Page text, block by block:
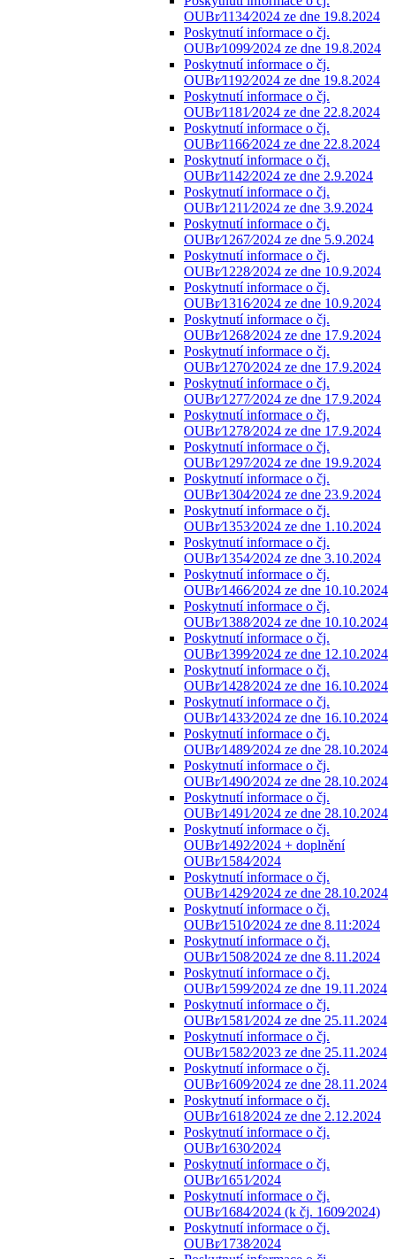
OUBr⁄1134⁄2024 ze dne 19.8.2024
Poskytnutí informace o čj.
OUBr⁄1099⁄2024 ze dne 19.8.2024
Poskytnutí informace o čj.
OUBr⁄1192⁄2024 ze dne 19.8.2024
Poskytnutí informace o čj.
OUBr⁄1181⁄2024 ze dne 22.8.2024
Poskytnutí informace o čj.
OUBr⁄1166⁄2024 ze dne 22.8.2024
Poskytnutí informace o čj.
OUBr⁄1142⁄2024 ze dne 2.9.2024
Poskytnutí informace o čj.
OUBr⁄1211⁄2024 ze dne 3.9.2024
Poskytnutí informace o čj.
OUBr⁄1267⁄2024 ze dne 5.9.2024
Poskytnutí informace o čj.
OUBr⁄1228⁄2024 ze dne 10.9.2024
Poskytnutí informace o čj.
OUBr⁄1316⁄2024 ze dne 10.9.2024
Poskytnutí informace o čj.
OUBr⁄1268⁄2024 ze dne 17.9.2024
Poskytnutí informace o čj.
OUBr⁄1270⁄2024 ze dne 17.9.2024
Poskytnutí informace o čj.
OUBr⁄1277⁄2024 ze dne 17.9.2024
Poskytnutí informace o čj.
OUBr⁄1278⁄2024 ze dne 17.9.2024
Poskytnutí informace o čj.
OUBr⁄1297⁄2024 ze dne 19.9.2024
Poskytnutí informace o čj.
OUBr⁄1304⁄2024 ze dne 23.9.2024
Poskytnutí informace o čj.
OUBr⁄1353⁄2024 ze dne 1.10.2024
Poskytnutí informace o čj.
OUBr⁄1354⁄2024 ze dne 3.10.2024
Poskytnutí informace o čj.
OUBr⁄1466⁄2024 ze dne 10.10.2024
Poskytnutí informace o čj.
OUBr⁄1388⁄2024 ze dne 10.10.2024
Poskytnutí informace o čj.
OUBr⁄1399⁄2024 ze dne 12.10.2024
Poskytnutí informace o čj.
OUBr⁄1428⁄2024 ze dne 16.10.2024
Poskytnutí informace o čj.
OUBr⁄1433⁄2024 ze dne 16.10.2024
Poskytnutí informace o čj.
OUBr⁄1489⁄2024 ze dne 28.10.2024
Poskytnutí informace o čj.
OUBr⁄1490⁄2024 ze dne 28.10.2024
Poskytnutí informace o čj.
OUBr⁄1491⁄2024 ze dne 28.10.2024
Poskytnutí informace o čj.
OUBr⁄1492⁄2024 + doplnění
OUBr⁄1584⁄2024
Poskytnutí informace o čj.
OUBr⁄1429⁄2024 ze dne 28.10.2024
Poskytnutí informace o čj.
OUBr⁄1510⁄2024 ze dne 8.11:2024
Poskytnutí informace o čj.
OUBr⁄1508⁄2024 ze dne 8.11.2024
Poskytnutí informace o čj.
OUBr⁄1599⁄2024 ze dne 19.11.2024
Poskytnutí informace o čj.
OUBr⁄1581⁄2024 ze dne 25.11.2024
Poskytnutí informace o čj.
OUBr⁄1582⁄2023 ze dne 25.11.2024
Poskytnutí informace o čj.
OUBr⁄1609⁄2024 ze dne 28.11.2024
Poskytnutí informace o čj.
OUBr⁄1618⁄2024 ze dne 2.12.2024
Poskytnutí informace o čj.
OUBr⁄1630⁄2024
Poskytnutí informace o čj.
OUBr⁄1651⁄2024
Poskytnutí informace o čj.
OUBr⁄1684⁄2024 (k čj. 1609⁄2024)
Poskytnutí informace o čj.
OUBr⁄1738⁄2024